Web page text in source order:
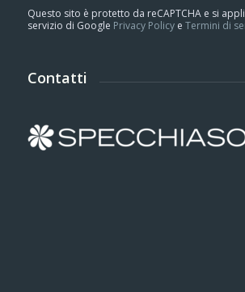
Questo sito è protetto da reCAPTCHA e si
servizio di Google Privacy Policye Termini di
Contatti